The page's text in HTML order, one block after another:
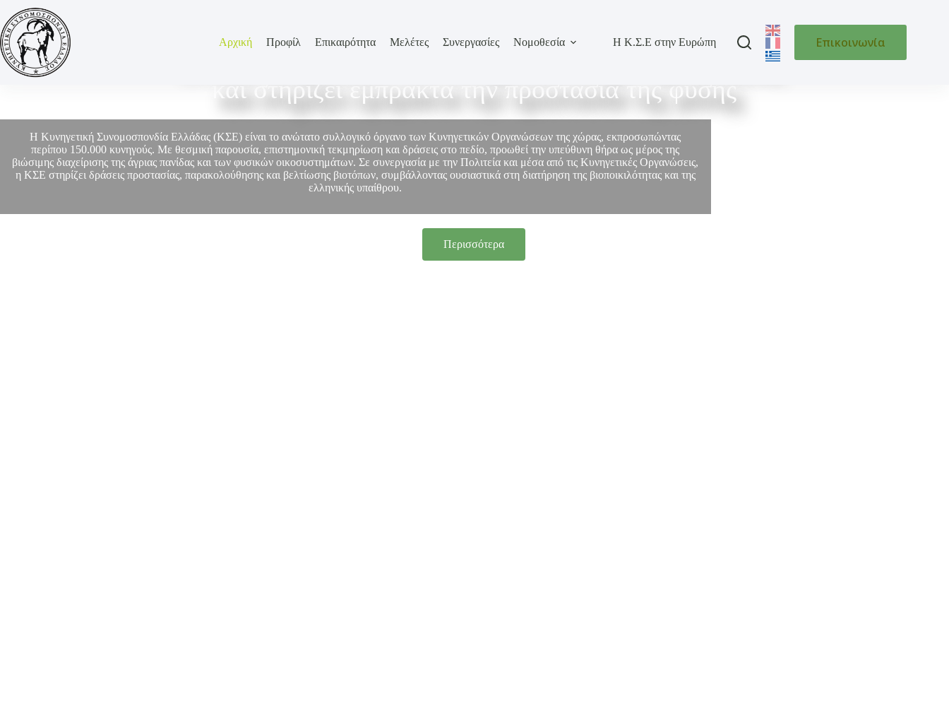
Αρχική Προφίλ Επικαιρότητα Μελέτες Συνεργασίες Νομοθεσία Η Κ.Σ.Ε στην Ευρώπη Επικοινωνία
Η ΚΣΕ εκπροσωπεί τον κυνηγετικό κόσμο της Ελλάδας
και στηρίζει έμπρακτα την προστασία της φύσης
Η Κυνηγετική Συνομοσπονδία Ελλάδας (ΚΣΕ) είναι το ανώτατο συλλογικό όργανο των Κυνηγετικών Οργανώσεων της χώρας, εκπροσωπώντας
περίπου 150.000 κυνηγούς. Με θεσμική παρουσία, επιστημονική τεκμηρίωση και δράσεις στο πεδίο, προωθεί την υπεύθυνη θήρα ως μέρος της
βιώσιμης διαχείρισης της άγριας πανίδας και των φυσικών οικοσυστημάτων. Σε συνεργασία με την Πολιτεία και μέσα από τις Κυνηγετικές Οργανώσεις,
η ΚΣΕ στηρίζει δράσεις προστασίας, παρακολούθησης και βελτίωσης βιοτόπων, συμβάλλοντας ουσιαστικά στη διατήρηση της βιοποικιλότητας και της
ελληνικής υπαίθρου.
Περισσότερα